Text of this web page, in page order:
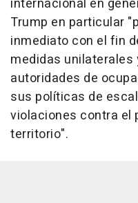
internacional en
Trump en particular
inmediato con el fin
medidas unilaterales
autoridades de
sus políticas de
violaciones contra el
territorio".